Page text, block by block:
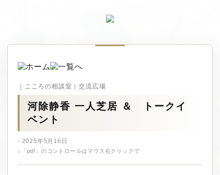
｜こころの相談室｜交流広場
河除静香 一人芝居 ＆ トークイ
ベント
- 2025年5月16日
↓「pdf」のコントロールはマウス右クリックで